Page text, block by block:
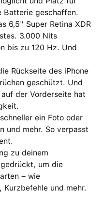
Batterie geschaffen.
6,5" Super Retina XDR
3.000 Nits
bis zu 120 Hz. Und
Rückseite des iPhone
geschützt. Und
der Vorderseite hat
ein Foto oder
und mehr. So verpasst
zu deinem
um die
– wie
Kurzbefehle und mehr.